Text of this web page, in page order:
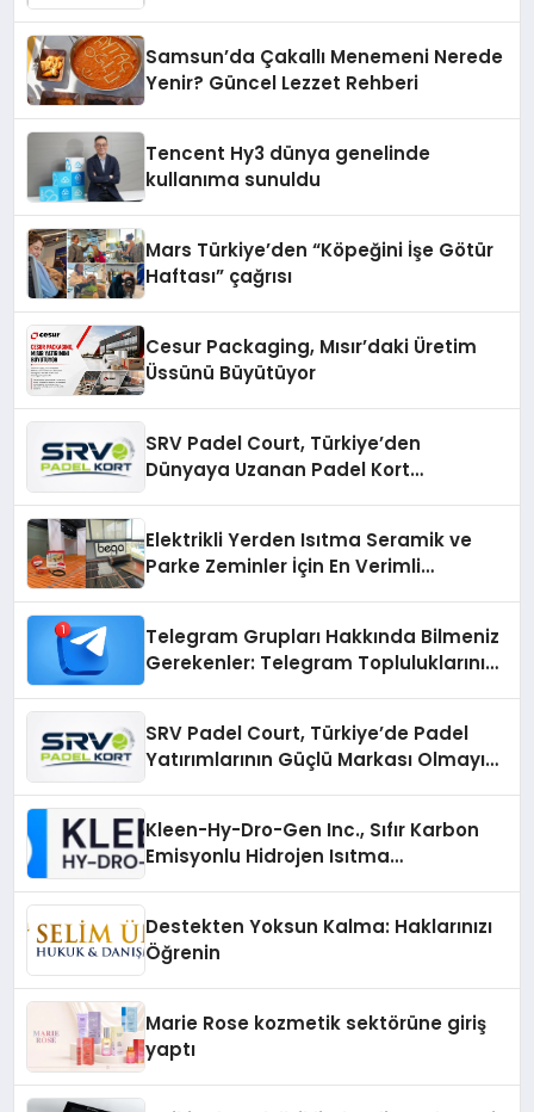
Samsun’da Çakallı Menemeni Nerede
Yenir? Güncel Lezzet Rehberi
Tencent Hy3 dünya genelinde
kullanıma sunuldu
Mars Türkiye’den “Köpeğini İşe Götür
Haftası” çağrısı
Cesur Packaging, Mısır’daki Üretim
Üssünü Büyütüyor
SRV Padel Court, Türkiye’den
Dünyaya Uzanan Padel Kort
Elektrikli Yerden Isıtma Seramik ve
Parke Zeminler İçin En Verimli
Telegram Grupları Hakkında Bilmeniz
Gerekenler: Telegram Topluluklarını
SRV Padel Court, Türkiye’de Padel
Yatırımlarının Güçlü Markası Olmayı
Kleen-Hy-Dro-Gen Inc., Sıfır Karbon
Emisyonlu Hidrojen Isıtma
Destekten Yoksun Kalma: Haklarınızı
Öğrenin
Marie Rose kozmetik sektörüne giriş
yaptı